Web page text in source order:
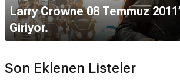
Larry Crowne 08 Temmuz
Giriyor.
Son Eklenen Listeler